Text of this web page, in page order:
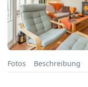
Fotos Beschreibung